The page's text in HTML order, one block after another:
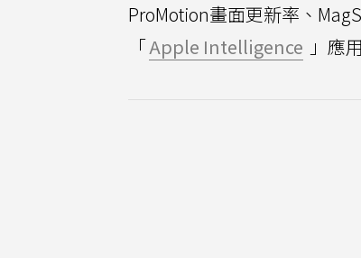
ProMotion畫面更新率、
「Apple Intelligence 」應用